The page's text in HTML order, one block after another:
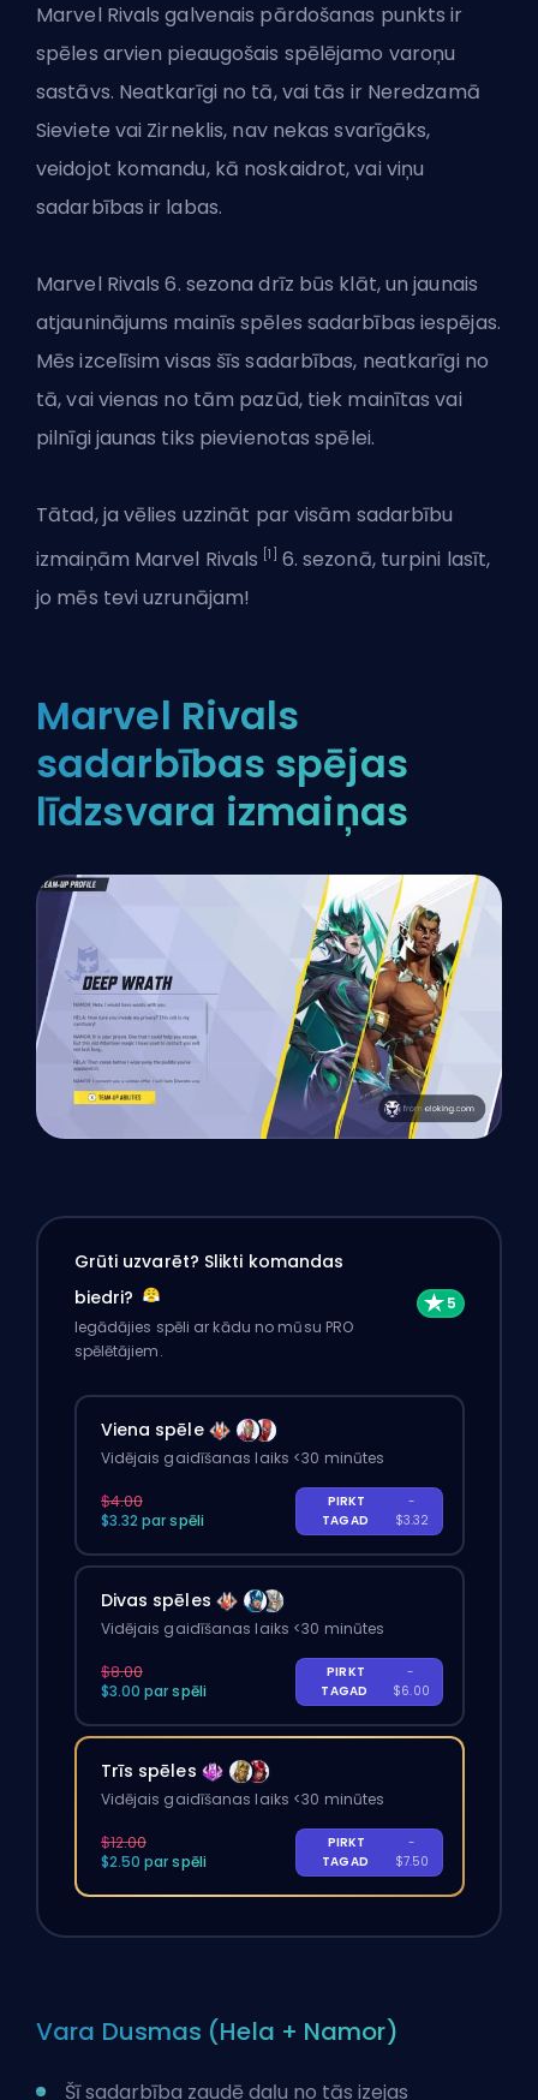
Marvel Rivals galvenais pārdošanas punkts ir
spēles arvien pieaugošais spēlējamo varoņu
sastāvs. Neatkarīgi no tā, vai tās ir Neredzamā
Sieviete vai Zirneklis, nav nekas svarīgāks,
veidojot komandu, kā noskaidrot, vai viņu
sadarbības ir labas.
Marvel Rivals 6. sezona drīz būs klāt, un jaunais
atjauninājums mainīs spēles sadarbības iespējas.
Mēs izcelīsim visas šīs sadarbības, neatkarīgi no
tā, vai vienas no tām pazūd, tiek mainītas vai
pilnīgi jaunas tiks pievienotas spēlei.
Tātad, ja vēlies uzzināt par visām sadarbību
izmaiņām Marvel Rivals [1]
6. sezonā, turpini lasīt,
jo mēs tevi uzrunājam!
Marvel Rivals
sadarbības spējas
līdzsvara izmaiņas
Grūti uzvarēt? Slikti komandas
biedri?
Iegādājies spēli ar kādu no mūsu PRO
spēlētājiem.
Viena spēle
Vidējais gaidīšanas laiks <30 minūtes
$4.00
$3.32 par spēli
PIRKT
TAGAD
-
$3.32
Divas spēles
Vidējais gaidīšanas laiks <30 minūtes
$8.00
$3.00 par spēli
PIRKT
TAGAD
-
$6.00
Trīs spēles
Vidējais gaidīšanas laiks <30 minūtes
$12.00
$2.50 par spēli
PIRKT
TAGAD
-
$7.50
Vara Dusmas (Hela + Namor)
Šī sadarbība zaudē daļu no tās izejas